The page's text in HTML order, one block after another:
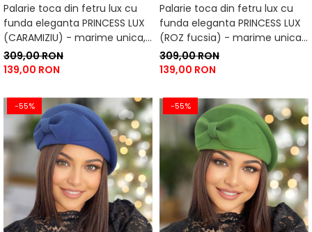
Palarie toca din fetru lux cu
funda eleganta PRINCESS LUX
(CARAMIZIU) - marime unica,
reglabila
309,00 RON
139,00 RON
Palarie toca din fetru lux cu
funda eleganta PRINCESS LUX
(ROZ fucsia) - marime unica,
reglabila
309,00 RON
139,00 RON
-55% -55%